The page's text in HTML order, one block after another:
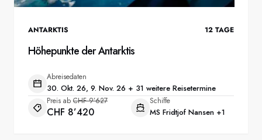
ANTARKTIS 12 TAGE
Höhepunkte der Antarktis
Abreisedaten
30. Okt. 26, 9. Nov. 26 + 31 weitere Reisetermine
Preis ab CHF 9’627
CHF 8’420
Schiffe
MS Fridtjof Nansen +1